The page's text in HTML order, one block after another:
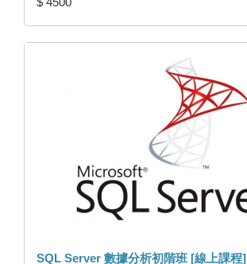
SQL Server 數據分析初階班 [線上課程]